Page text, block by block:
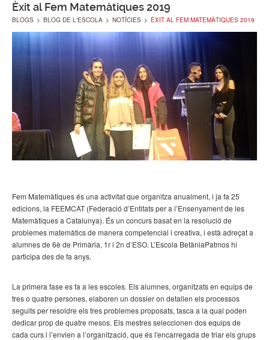
Èxit al Fem Matemàtiques 2019
BLOGS > BLOG DE L'ESCOLA > NOTÍCIES > ÈXIT AL FEM MATEMÀTIQUES 2019
Fem Matemàtiques és una activitat que organitza anualment, i ja fa 25
edicions, la FEEMCAT (Federació d’Entitats per a l’Ensenyament de les
Matemàtiques a Catalunya). És un concurs basat en la resolució de
problemes matemàtics de manera competencial i creativa, i està adreçat a
alumnes de 6è de Primària, 1r i 2n d’ESO. L’Escola BetàniaPatmos hi
participa des de fa anys.
La primera fase es fa a les escoles. Els alumnes, organitzats en equips de
tres o quatre persones, elaboren un dossier on detallen els processos
seguits per resoldre els tres problemes proposats, tasca a la qual poden
dedicar prop de quatre mesos. Els mestres seleccionen dos equips de
cada curs i l’envien a l’organització, que és l'encarregada de triar els grups